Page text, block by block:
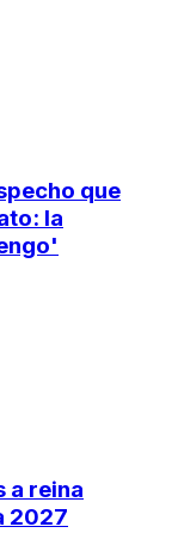
que
la
a reina
2027